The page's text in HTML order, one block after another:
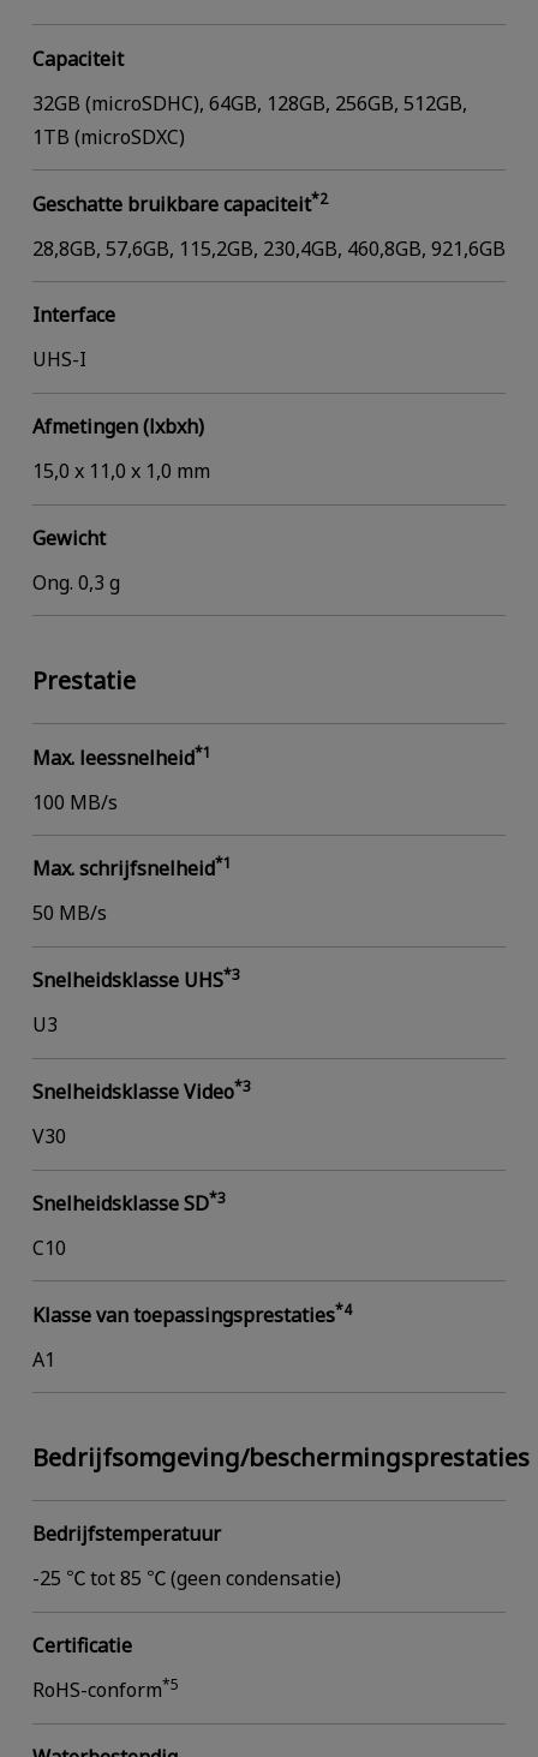
Capaciteit
32GB (microSDHC), 64GB, 128GB, 256GB, 512GB,
1TB (microSDXC)
Geschatte bruikbare capaciteit*2
28,8GB, 57,6GB, 115,2GB, 230,4GB, 460,8GB, 921,6GB
Interface
UHS-I
Afmetingen (lxbxh)
15,0 x 11,0 x 1,0 mm
Gewicht
Ong. 0,3 g
Prestatie
Max. leessnelheid*1
100 MB/s
Max. schrijfsnelheid*1
50 MB/s
Snelheidsklasse UHS*3
U3
Snelheidsklasse Video*3
V30
Snelheidsklasse SD*3
C10
Klasse van toepassingsprestaties*4
A1
Bedrijfsomgeving/beschermingsprestaties
Bedrijfstemperatuur
-25 ℃ tot 85 ℃ (geen condensatie)
Certificatie
RoHS-conform*5